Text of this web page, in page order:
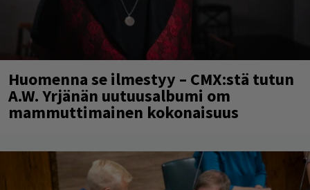
Huomenna se ilmestyy – CMX:stä tutun
A.W. Yrjänän uutuusalbumi om
mammuttimainen kokonaisuus